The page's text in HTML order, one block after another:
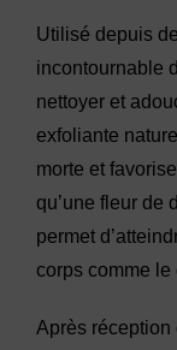
Utilisé depuis
incontournable
nettoyer et
exfoliante
morte et
qu’une fleur de
permet
corps comme
Après réception